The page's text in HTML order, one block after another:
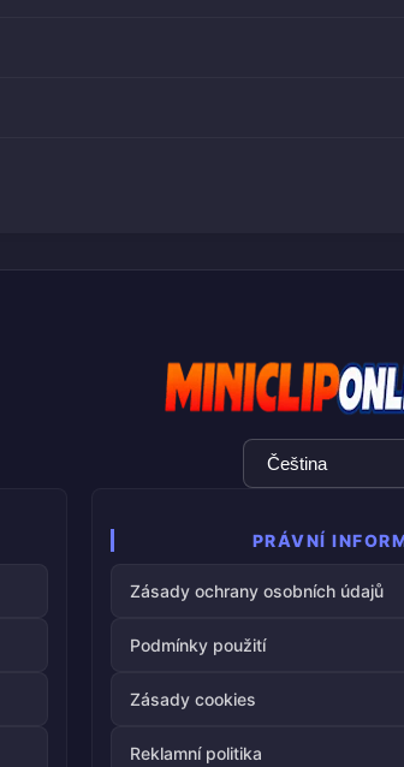
Výběr
jazyka
PRÁVNÍ
Zásady ochrany osobních údajů
Podmínky použití
Zásady cookies
Reklamní politika